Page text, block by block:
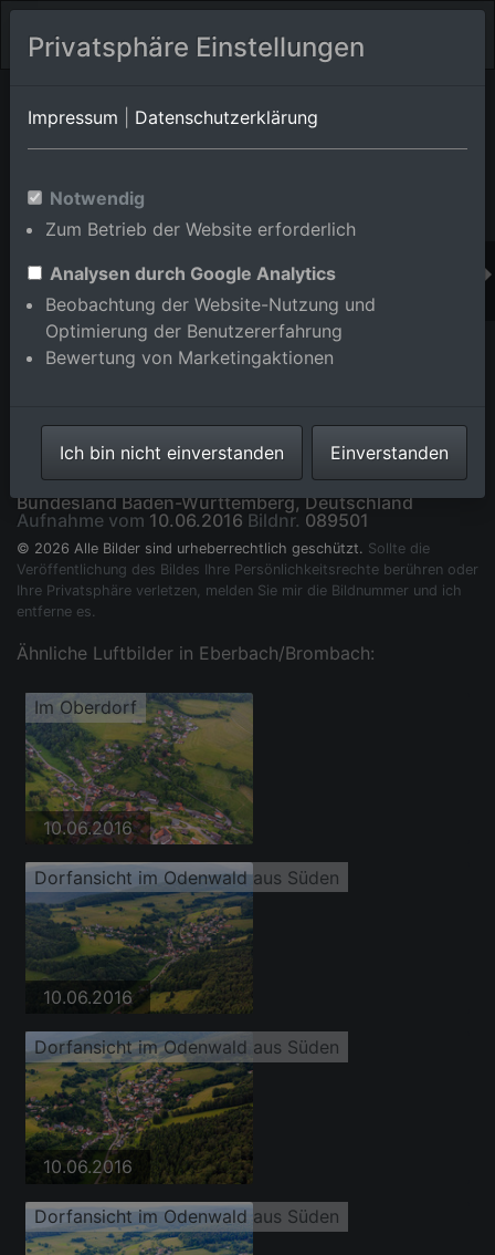
Orts-Album von Eberbach/Brombach
Württemberg,Deutschland
Im Shop bestellen
Im Oberdorf im Ortsteil Brombach in Eberbach im
Bundesland Baden-Württemberg, Deutschland
Aufnahme vom 10.06.2016 Bildnr. 089501
© 2026 Alle Bilder sind urheberrechtlich geschützt. Sollte die
Veröffentlichung des Bildes Ihre Persönlichkeitsrechte berühren oder
Ihre Privatsphäre verletzen, melden Sie mir die Bildnummer und ich
entferne es.
Ähnliche Luftbilder in Eberbach/Brombach:
Im Oberdorf
10.06.2016
Dorfansicht im Odenwald aus Süden
10.06.2016
Dorfansicht im Odenwald aus Süden
10.06.2016
Dorfansicht im Odenwald aus Süden
Privatsphäre Einstellungen
Impressum Datenschutzerklärung
Notwendig
Zum Betrieb der Website erforderlich
Analysen durch Google Analytics
Beobachtung der Website-Nutzung und
Optimierung der Benutzererfahrung
Bewertung von Marketingaktionen
Ich bin nicht einverstanden Einverstanden